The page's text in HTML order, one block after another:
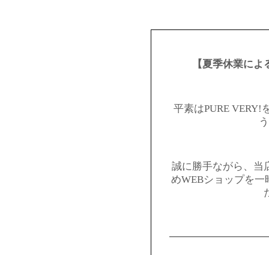
【夏季休業に
平素はPURE VERY!
誠に勝手ながら、当
めWEBショップを